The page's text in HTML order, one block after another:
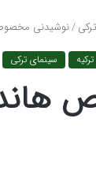
/نوشیدنی
سینمای ترکی
را در